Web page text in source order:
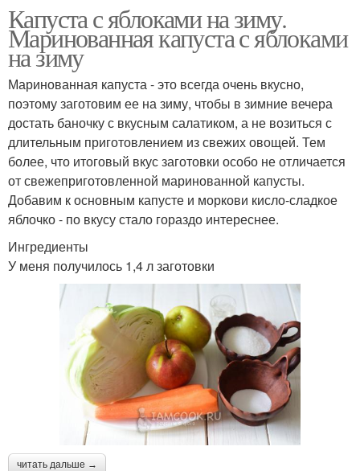
Капуста с яблоками на зиму.
Маринованная капуста с яблоками
на зиму
Маринованная капуста - это всегда очень вкусно,
поэтому заготовим ее на зиму, чтобы в зимние вечера
достать баночку с вкусным салатиком, а не возиться с
длительным приготовлением из свежих овощей. Тем
более, что итоговый вкус заготовки особо не отличается
от свежеприготовленной маринованной капусты.
Добавим к основным капусте и моркови кисло-сладкое
яблочко - по вкусу стало гораздо интереснее.
Ингредиенты
У меня получилось 1,4 л заготовки
читать дальше →